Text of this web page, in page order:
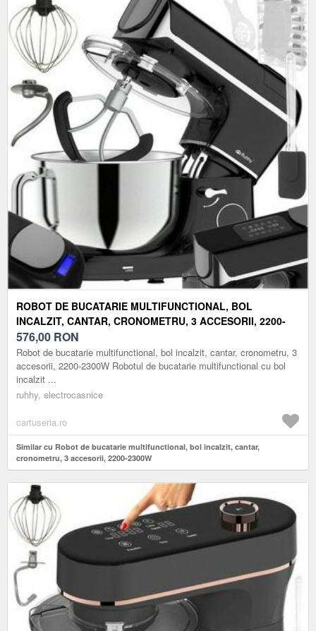
ROBOT DE BUCATARIE MULTIFUNCTIONAL, BOL
INCALZIT, CANTAR, CRONOMETRU, 3 ACCESORII, 2200-
2300W
576,00 RON
Robot de bucatarie multifunctional, bol incalzit, cantar, cronometru, 3
accesorii, 2200-2300W Robotul de bucatarie multifunctional cu bol
incalzit ...
ruhhy, electrocasnice
cartuseria.ro
Similar cu Robot de bucatarie multifunctional, bol incalzit, cantar,
cronometru, 3 accesorii, 2200-2300W